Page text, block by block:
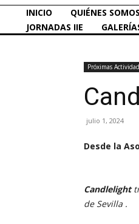
INICIO QUIÉNES SOMOS
JORNADAS IIE
Próximas
julio 1, 2024
Desde la
Candlelight
de Sevilla .